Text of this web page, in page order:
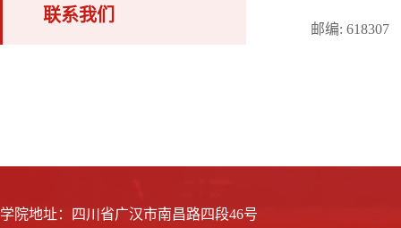
联系我们
邮编: 618307
学院地址：四川省广汉市南昌路四段46号